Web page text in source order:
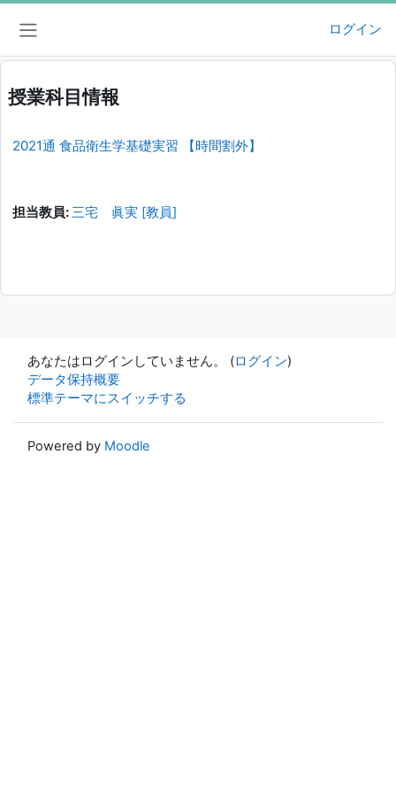
メインコンテンツへスキップする
ログイン
授業科目情報
2021通 食品衛生学基礎実習 【時間割外】
担当教員:三宅 眞実 [教員]
あなたはログインしていません。 (ログイン)
データ保持概要
標準テーマにスイッチする
Powered by Moodle